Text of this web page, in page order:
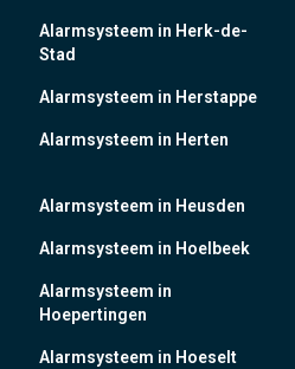
Alarmsysteem in Herk-de-
Stad
Alarmsysteem in Herstappe
Alarmsysteem in Herten
Alarmsysteem in Heusden
Alarmsysteem in Hoelbeek
Alarmsysteem in
Hoepertingen
Alarmsysteem in Hoeselt